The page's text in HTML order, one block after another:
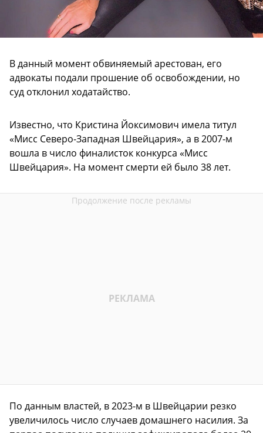
В данный момент обвиняемый арестован, его
адвокаты подали прошение об освобождении, но
суд отклонил ходатайство.
Известно, что Кристина Йоксимович имела титул
«Мисс Северо-Западная Швейцария», а в 2007-м
вошла в число финалисток конкурса «Мисс
Швейцария». На момент смерти ей было 38 лет.
По данным властей, в 2023-м в Швейцарии резко
увеличилось число случаев домашнего насилия. За